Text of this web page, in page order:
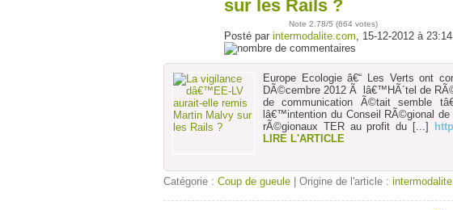
sur les Rails ?
Note 2.78/5 (664 votes)
Posté par intermodalite.com, 15-12-2012 à 23:14
Europe Ecologie â€“ Les Verts ont
DÃ©cembre 2012 Ã lâ€™HÃ´tel de
de communication Ã©tait semble
lâ€™intention du Conseil RÃ©gional
rÃ©gionaux TER au profit du [...]
LIRE L'ARTICLE
Catégorie : Coup de gueule | Origine de l'article :